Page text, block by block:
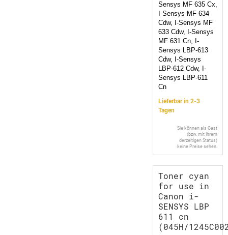
Sensys MF 635 Cx,
I-Sensys MF 634
Cdw, I-Sensys MF
633 Cdw, I-Sensys
MF 631 Cn, I-
Sensys LBP-613
Cdw, I-Sensys
LBP-612 Cdw, I-
Sensys LBP-611
Cn
Lieferbar in 2-3
Tagen
Sie können als Gast
(bzw. mit Ihrem
derzeitigen Status)
keine Preise sehen.
Toner cyan
for use in
Canon i-
SENSYS LBP
611 cn
(045H/